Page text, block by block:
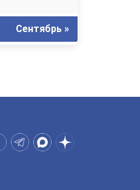
Сентябрь »